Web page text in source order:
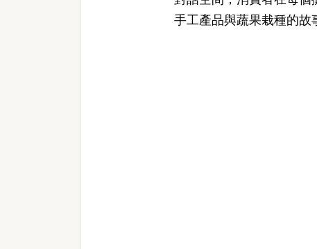
手工產品與蔬果栽種的故